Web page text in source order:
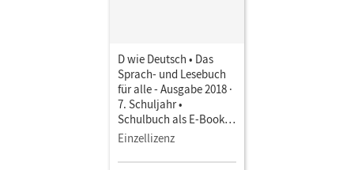
D wie Deutsch • Das
Sprach- und Lesebuch
für alle - Ausgabe 2018 ·
7. Schuljahr •
Schulbuch als E-Book
Mit Medien
Einzellizenz